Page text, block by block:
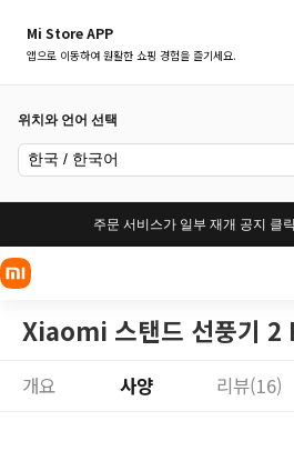
Mi Store APP
앱으로 이동하여 원활한 쇼핑 경험을 즐기세요.
위치와 언어 선택
한국 / 한국어
주문 서비스가 일부 재개 공지 클
Xiaomi 스탠드 선풍기 2
개요 사양 리뷰(16)